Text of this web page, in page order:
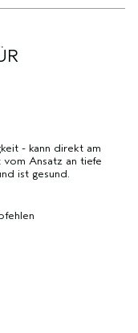
- kann direkt am
Ansatz an tiefe
ist gesund.